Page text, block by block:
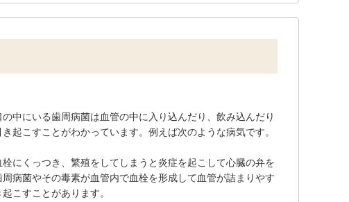
中にいる歯周病菌は血管の中に入り込んだり、飲み込んだり
起こすことがわかっています。例えば次のような病気です。
にくっつき、繁殖をしてしまうと炎症を起こして心臓の弁を
病菌やその毒素が血管内で血栓を形成して血管が詰まりやす
こすことがあります。